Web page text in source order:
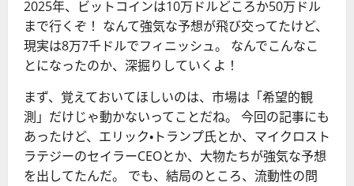
2025年、ビットコインは10万ドルどころか50万ドル
まで行くぞ！ なんて強気な予想が飛び交ってたけど、
現実は8万7千ドルでフィニッシュ。 なんでこんなこ
とになったのか、深掘りしていくよ！
まず、覚えておいてほしいのは、市場は「希望的観
測」だけじゃ動かないってことだね。 今回の記事にも
あったけど、エリック・トランプ氏とか、マイクロスト
ラテジーのセイラーCEOとか、大物たちが強気な予想
を出してたんだ。 でも、結局のところ、流動性の問